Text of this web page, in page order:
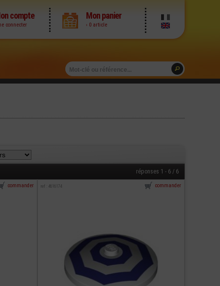
compte
connecter
Mon panier
› 0 article
réponses 1 - 6 / 6
commander ref : 4616174 commander